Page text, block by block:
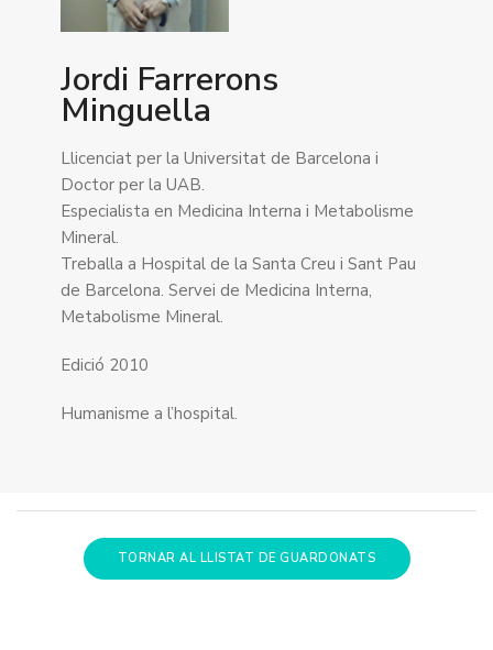
Jordi Farrerons
Minguella
Llicenciat per la Universitat de Barcelona i
Doctor per la UAB.
Especialista en Medicina Interna i Metabolisme
Mineral.
Treballa a Hospital de la Santa Creu i Sant Pau
de Barcelona. Servei de Medicina Interna,
Metabolisme Mineral.
Edició 2010
Humanisme a l’hospital.
TORNAR AL LLISTAT DE GUARDONATS